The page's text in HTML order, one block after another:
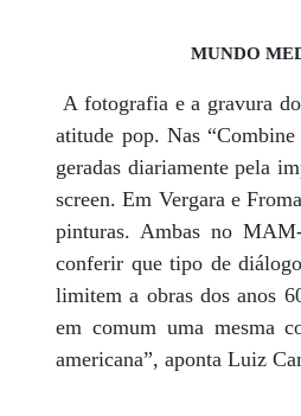
MUNDO
A fotografia e a gravura
atitude pop. Nas
geradas diariamente pela
screen. Em Vergara e
pinturas. Ambas no
conferir que tipo de
limitem a obras dos anos
em comum uma mesma
americana”, aponta Luiz